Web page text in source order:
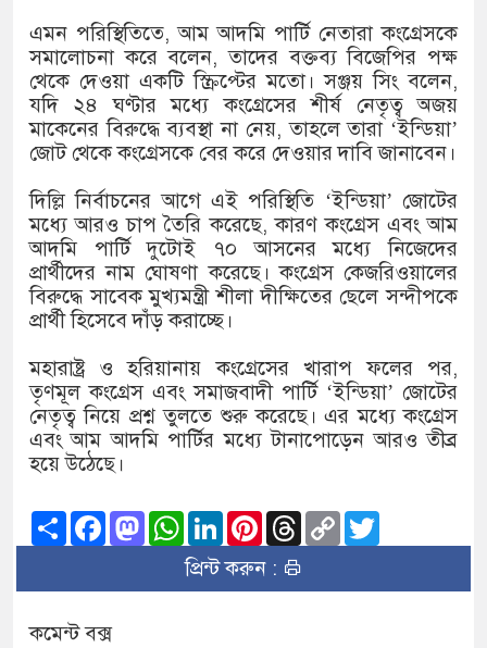
জামায়াত ফেরেশতাদের দল নয়,
এমন পরিস্থিতিতে, আম আদমি পার্টি নেতারা কংগ্রেসকে
সমালোচনা করে বলেন, তাদের বক্তব্য বিজেপির পক্ষ
থেকে দেওয়া একটি স্ক্রিপ্টের মতো। সঞ্জয় সিং বলেন,
যদি ২৪ ঘণ্টার মধ্যে কংগ্রেসের শীর্ষ নেতৃত্ব অজয়
মাকেনের বিরুদ্ধে ব্যবস্থা না নেয়, তাহলে তারা ‘ইন্ডিয়া’
জোট থেকে কংগ্রেসকে বের করে দেওয়ার দাবি জানাবেন।
দিল্লি নির্বাচনের আগে এই পরিস্থিতি ‘ইন্ডিয়া’ জোটের
মধ্যে আরও চাপ তৈরি করেছে, কারণ কংগ্রেস এবং আম
আদমি পার্টি দুটোই ৭০ আসনের মধ্যে নিজেদের
প্রার্থীদের নাম ঘোষণা করেছে। কংগ্রেস কেজরিওয়ালের
বিরুদ্ধে সাবেক মুখ্যমন্ত্রী শীলা দীক্ষিতের ছেলে সন্দীপকে
প্রার্থী হিসেবে দাঁড় করাচ্ছে।
মহারাষ্ট্র ও হরিয়ানায় কংগ্রেসের খারাপ ফলের পর,
তৃণমূল কংগ্রেস এবং সমাজবাদী পার্টি ‘ইন্ডিয়া’ জোটের
নেতৃত্ব নিয়ে প্রশ্ন তুলতে শুরু করেছে। এর মধ্যে কংগ্রেস
এবং আম আদমি পার্টির মধ্যে টানাপোড়েন আরও তীব্র
হয়ে উঠেছে।
ShareFacebook
Mastodon
WhatsApp
LinkedInPinterest
Threads
Copy
Link
প্রিন্ট করুন :
কমেন্ট বক্স